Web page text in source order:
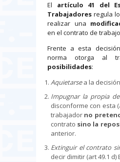
El artículo 41 del
Trabajadores regula
realizar una
en el contrato de
Frente a esta
norma otorga al
posibilidades:
Aquietarsea la
Impugnar la propia
disconforme con esta
trabajador no
contrato sino la
anterior.
Extinguir el contrato
decir dimitir (art 49.1 d)